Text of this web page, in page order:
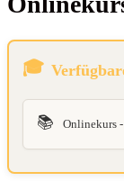
📚 Onlinekurs -